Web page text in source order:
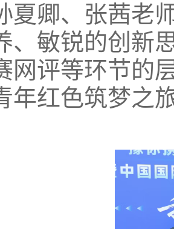
夏卿、张茜老
、敏锐的创新
网评等环节的
年红色筑梦之